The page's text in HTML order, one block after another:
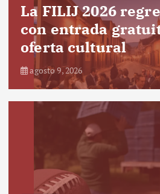
La FILIJ 2026
con entrada
oferta cultural
agosto 9, 2026